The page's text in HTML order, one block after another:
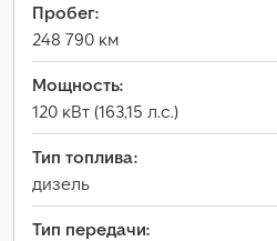
Пробег:
248 790 км
Мощность:
120 кВт (163,15 л.с.)
Тип топлива:
дизель
Тип передачи: